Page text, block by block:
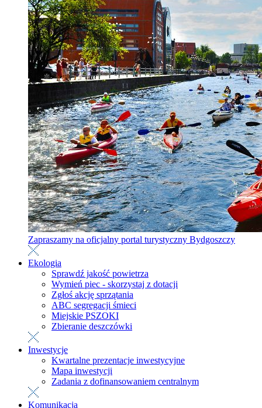
Zapraszamy na oficjalny portal turystyczny Bydgoszczy
Ekologia
Sprawdź jakość powietrza
Wymień piec - skorzystaj z dotacji
Zgłoś akcję sprzątania
ABC segregacji śmieci
Miejskie PSZOKI
Zbieranie deszczówki
Inwestycje
Kwartalne prezentacje inwestycyjne
Mapa inwestycji
Zadania z dofinansowaniem centralnym
Komunikacja